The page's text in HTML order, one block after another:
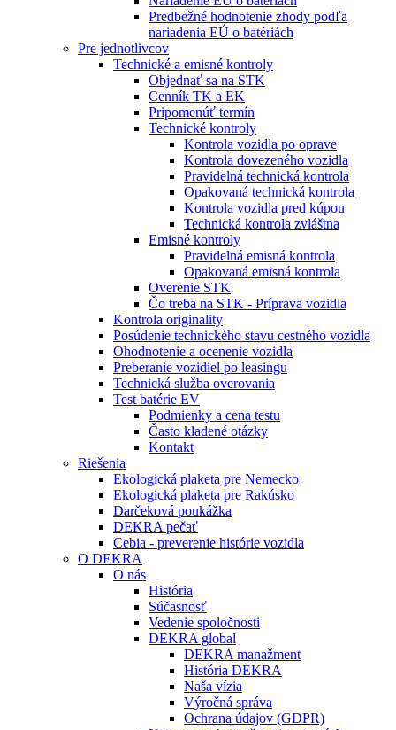
Predbežné hodnotenie zhody podľa
nariadenia EÚ o batériách
Pre jednotlivcov
Technické a emisné kontroly
Objednať sa na STK
Cenník TK a EK
Pripomenúť termín
Technické kontroly
Kontrola vozidla po oprave
Kontrola dovezeného vozidla
Pravidelná technická kontrola
Opakovaná technická kontrola
Kontrola vozidla pred kúpou
Technická kontrola zvláštna
Emisné kontroly
Pravidelná emisná kontrola
Opakovaná emisná kontrola
Overenie STK
Čo treba na STK - Príprava vozidla
Kontrola originality
Posúdenie technického stavu cestného vozidla
Ohodnotenie a ocenenie vozidla
Preberanie vozidiel po leasingu
Technická služba overovania
Test batérie EV
Podmienky a cena testu
Často kladené otázky
Kontakt
Riešenia
Ekologická plaketa pre Nemecko
Ekologická plaketa pre Rakúsko
Darčeková poukážka
DEKRA pečať
Cebia - preverenie histórie vozidla
O DEKRA
O nás
História
Súčasnosť
Vedenie spoločnosti
DEKRA global
DEKRA manažment
História DEKRA
Naša vízia
Výročná správa
Ochrana údajov (GDPR)